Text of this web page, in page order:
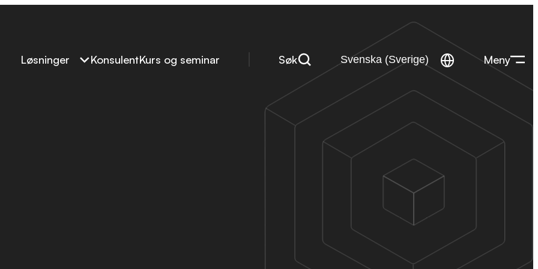
Løsninger
KonsulentKurs og seminar Søk Meny